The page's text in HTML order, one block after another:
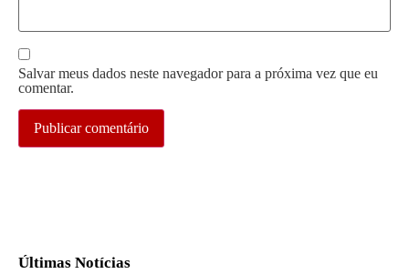
Salvar meus dados neste navegador para a próxima vez que eu
comentar.
Últimas Notícias